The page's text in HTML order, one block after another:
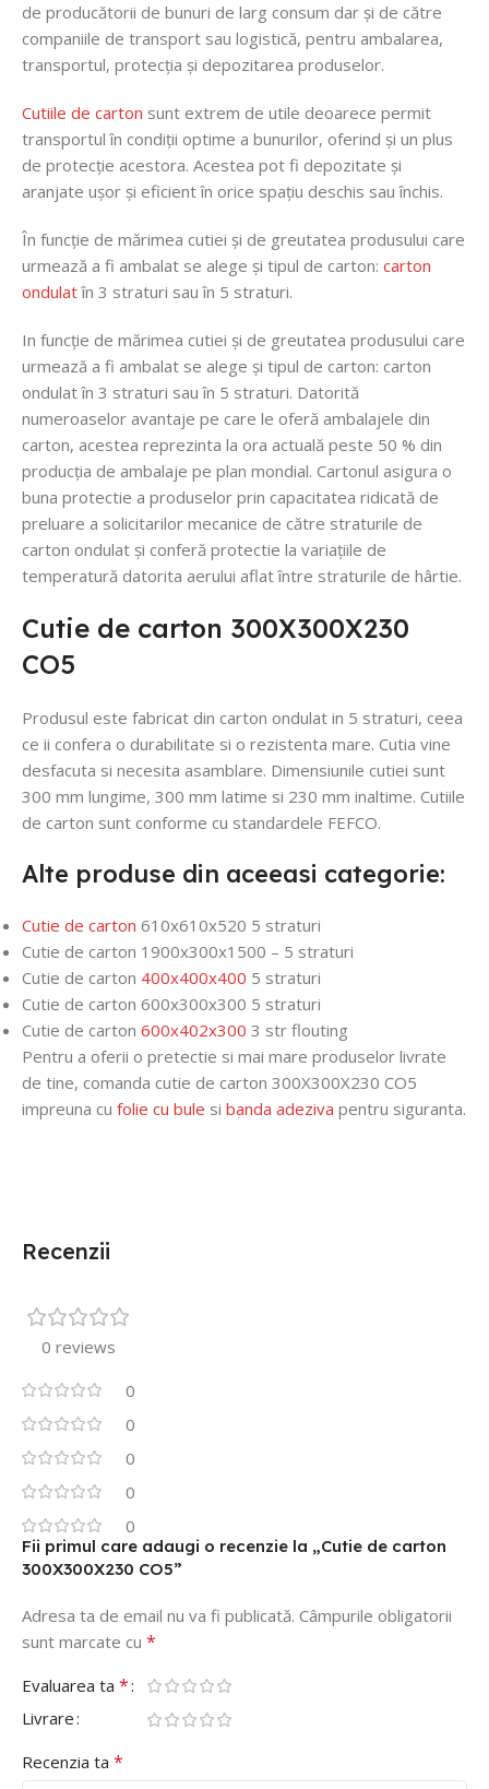
de producătorii de bunuri de larg consum dar și de către
companiile de transport sau logistică, pentru ambalarea,
transportul, protecția și depozitarea produselor.
Cutiile de carton sunt extrem de utile deoarece permit
transportul în condiții optime a bunurilor, oferind și un plus
de protecție acestora. Acestea pot fi depozitate și
aranjate ușor și eficient în orice spațiu deschis sau închis.
În funcție de mărimea cutiei și de greutatea produsului care
urmează a fi ambalat se alege și tipul de carton: carton
ondulatîn 3 straturi sau în 5 straturi.
In funcție de mărimea cutiei și de greutatea produsului care
urmează a fi ambalat se alege și tipul de carton: carton
ondulat în 3 straturi sau în 5 straturi. Datorită
numeroaselor avantaje pe care le oferă ambalajele din
carton, acestea reprezinta la ora actuală peste 50 % din
producția de ambalaje pe plan mondial. Cartonul asigura o
buna protectie a produselor prin capacitatea ridicată de
preluare a solicitarilor mecanice de către straturile de
carton ondulat și conferă protectie la variațiile de
temperatură datorita aerului aflat între straturile de hârtie.
Cutie de carton 300X300X230
CO5
Produsul este fabricat din carton ondulat in 5 straturi, ceea
ce ii confera o durabilitate si o rezistenta mare. Cutia vine
desfacuta si necesita asamblare. Dimensiunile cutiei sunt
300 mm lungime, 300 mm latime si 230 mm inaltime. Cutiile
de carton sunt conforme cu standardele FEFCO.
Alte produse din aceeasi categorie:
Cutie de carton 610x610x520 5 straturi
Cutie de carton 1900x300x1500 – 5 straturi
Cutie de carton 400x400x400 5 straturi
Cutie de carton 600x300x300 5 straturi
Cutie de carton 600x402x300 3 str flouting
Pentru a oferii o pretectie si mai mare produselor livrate
de tine, comanda cutie de carton 300X300X230 CO5
impreuna cu folie cu bule si banda adeziva pentru siguranta.
Recenzii
0 reviews
0
0
0
0
0
Fii primul care adaugi o recenzie la „Cutie de carton
300X300X230 CO5”
Adresa ta de email nu va fi publicată. Câmpurile obligatorii
sunt marcate cu *
Evaluarea ta *
Livrare
Recenzia ta *